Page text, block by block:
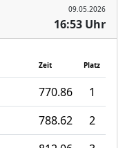
09.05.2026
16:53 Uhr
Zeit Platz
770.86
1
788.62
2